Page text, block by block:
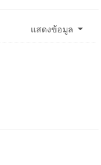
แสดงข้อมูล